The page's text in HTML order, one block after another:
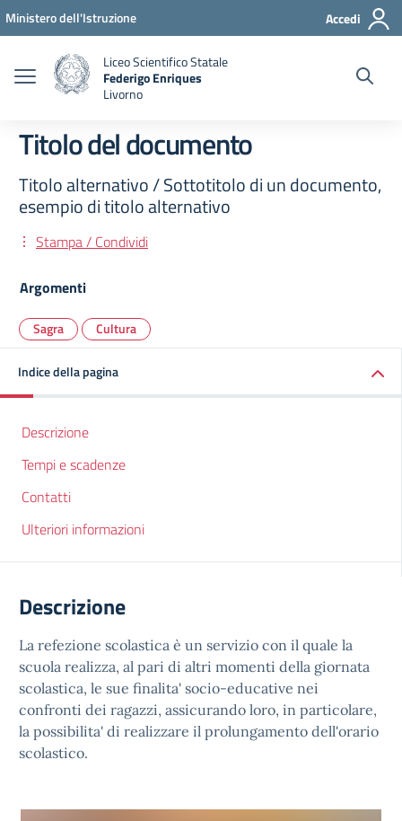
Vai ai contenuti
Vai al menu di navigazione
Vai al footer
Ministero dell'Istruzione Accedi
Liceo Scientifico Statale
Federigo Enriques
Livorno
Titolo del documento
Titolo alternativo / Sottotitolo di un documento,
esempio di titolo alternativo
Stampa / Condividi
Argomenti
Sagra Cultura
Indice della pagina
Descrizione
Tempi e scadenze
Contatti
Ulteriori informazioni
Descrizione
La refezione scolastica è un servizio con il quale la
scuola realizza, al pari di altri momenti della giornata
scolastica, le sue finalita' socio-educative nei
confronti dei ragazzi, assicurando loro, in particolare,
la possibilita' di realizzare il prolungamento dell'orario
scolastico.